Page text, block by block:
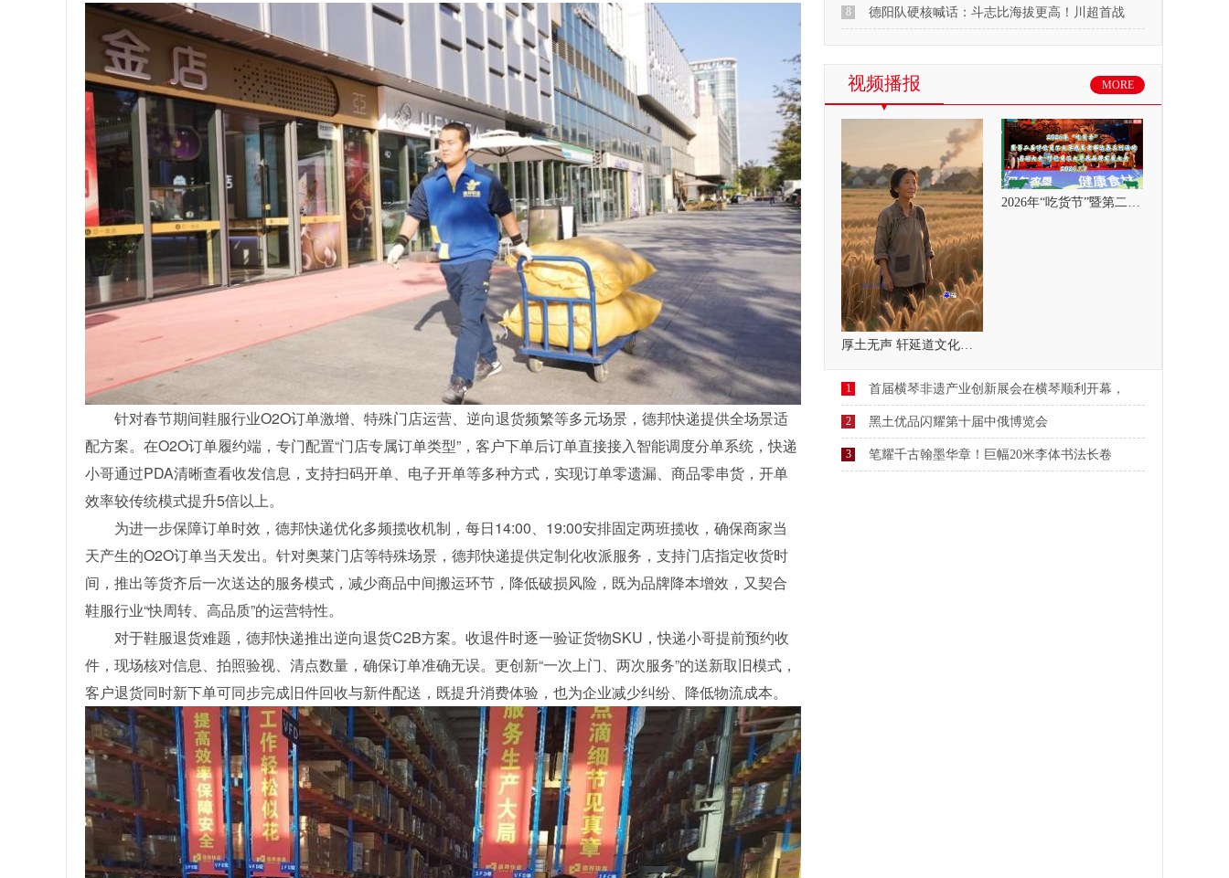
针对春节期间鞋服行业O2O订单激增、特殊门店运营、逆向退货频繁等多元场景，德邦快递提供全场景适
配方案。在O2O订单履约端，专门配置“门店专属订单类型”，客户下单后订单直接接入智能调度分单系统，快递
小哥通过PDA清晰查看收发信息，支持扫码开单、电子开单等多种方式，实现订单零遗漏、商品零串货，开单
效率较传统模式提升5倍以上。
为进一步保障订单时效，德邦快递优化多频揽收机制，每日14:00、19:00安排固定两班揽收，确保商家当
天产生的O2O订单当天发出。针对奥莱门店等特殊场景，德邦快递提供定制化收派服务，支持门店指定收货时
间，推出等货齐后一次送达的服务模式，减少商品中间搬运环节，降低破损风险，既为品牌降本增效，又契合
鞋服行业“快周转、高品质”的运营特性。
对于鞋服退货难题，德邦快递推出逆向退货C2B方案。收退件时逐一验证货物SKU，快递小哥提前预约收
件，现场核对信息、拍照验视、清点数量，确保订单准确无误。更创新“一次上门、两次服务”的送新取旧模式，
客户退货同时新下单可同步完成旧件回收与新件配送，既提升消费体验，也为企业减少纠纷、降低物流成本。
8 德阳队硬核喊话：斗志比海拔更高！川超首战
视频播报 MORE
厚土无声 轩延道文化，疗愈自己，温暖他人
2026年“吃货节”暨第二届呼伦贝尔大草
1 首届横琴非遗产业创新展会在横琴顺利开幕，
2 黑土优品闪耀第十届中俄博览会
3 笔耀千古翰墨华章！巨幅20米李体书法长卷